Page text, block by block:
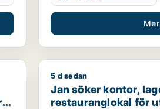
Göteborg Västra eller
Jan söker kontor,
5 d sedan
Jan söker kontor,
restauranglokal för